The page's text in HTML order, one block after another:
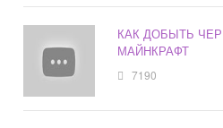
КАК ДОБЫТЬ
МАЙНКРАФТ
7190